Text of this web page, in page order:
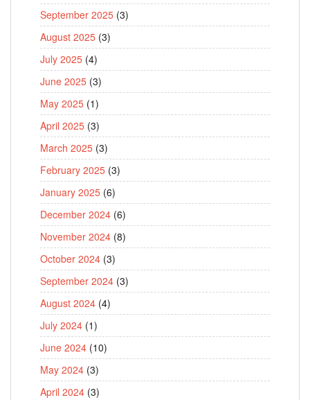
September 2025 (3)
August 2025 (3)
July 2025 (4)
June 2025 (3)
May 2025 (1)
April 2025 (3)
March 2025 (3)
February 2025 (3)
January 2025 (6)
December 2024 (6)
November 2024 (8)
October 2024 (3)
September 2024 (3)
August 2024 (4)
July 2024 (1)
June 2024 (10)
May 2024 (3)
April 2024 (3)